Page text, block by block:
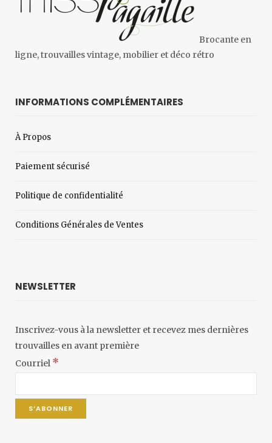
Brocante en
ligne, trouvailles vintage, mobilier et déco rétro
INFORMATIONS COMPLÉMENTAIRES
À Propos
Paiement sécurisé
Politique de confidentialité
Conditions Générales de Ventes
NEWSLETTER
Inscrivez-vous à la newsletter et recevez mes dernières
trouvailles en avant première
Courriel *